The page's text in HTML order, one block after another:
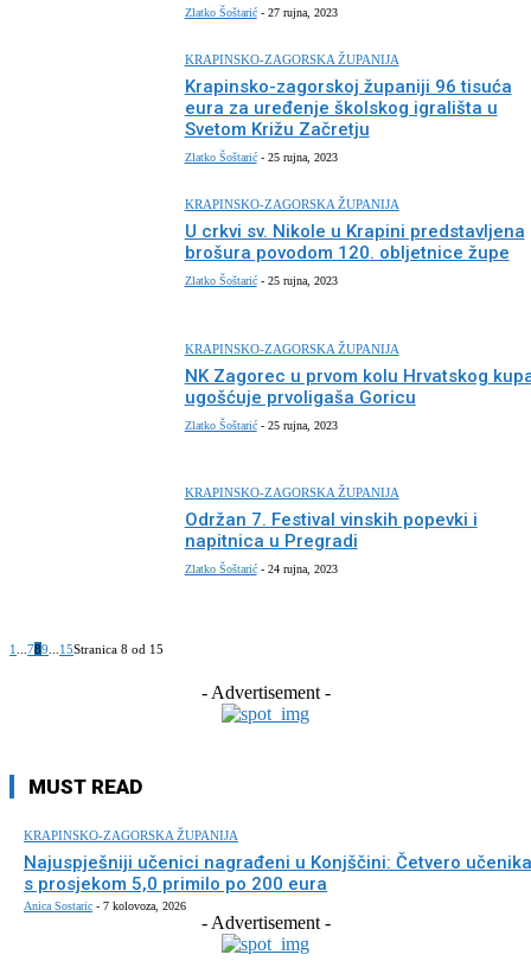
Zlatko Šoštarić - 27 rujna, 2023
KRAPINSKO-ZAGORSKA ŽUPANIJA
Krapinsko-zagorskoj županiji 96 tisuća
eura za uređenje školskog igrališta u
Svetom Križu Začretju
Zlatko Šoštarić - 25 rujna, 2023
KRAPINSKO-ZAGORSKA ŽUPANIJA
U crkvi sv. Nikole u Krapini predstavljena
brošura povodom 120. obljetnice župe
Zlatko Šoštarić - 25 rujna, 2023
KRAPINSKO-ZAGORSKA ŽUPANIJA
NK Zagorec u prvom kolu Hrvatskog
ugošćuje prvoligaša Goricu
Zlatko Šoštarić - 25 rujna, 2023
KRAPINSKO-ZAGORSKA ŽUPANIJA
Održan 7. Festival vinskih popevki i
napitnica u Pregradi
Zlatko Šoštarić - 24 rujna, 2023
1 789 15Stranica 8 od 15
- Advertisement -
MUST READ
KRAPINSKO-ZAGORSKA ŽUPANIJA
Najuspješniji učenici nagrađeni u Konjščini: Četvero učenika
s prosjekom 5,0 primilo po 200 eura
Anica Sostaric - 7 kolovoza, 2026
- Advertisement -